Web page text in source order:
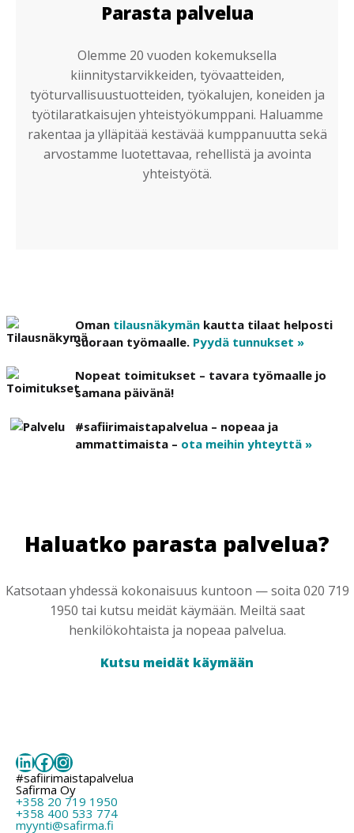
Parasta palvelua
Olemme 20 vuoden kokemuksella
kiinnitystarvikkeiden, työvaatteiden,
työturvallisuustuotteiden, työkalujen, koneiden ja
työtilaratkaisujen yhteistyökumppani. Haluamme
rakentaa ja ylläpitää kestävää kumppanuutta sekä
arvostamme luotettavaa, rehellistä ja avointa
yhteistyötä.
Oman tilausnäkymän kautta tilaat helposti
suoraan työmaalle. Pyydä tunnukset »
Nopeat toimitukset – tavara työmaalle jo
samana päivänä!
#safiirimaistapalvelua – nopeaa ja
ammattimaista – ota meihin yhteyttä »
Haluatko parasta palvelua?
Katsotaan yhdessä kokonaisuus kuntoon — soita 020 719
1950 tai kutsu meidät käymään. Meiltä saat
henkilökohtaista ja nopeaa palvelua.
Kutsu meidät käymään
LinkedIn
Facebook
Instagram
#safiirimaistapalvelua
Safirma Oy
+358 20 719 1950
+358 400 533 774
myynti@safirma.fi